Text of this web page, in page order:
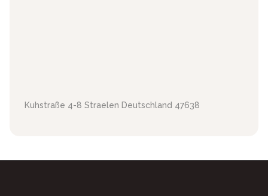
Kuhstraße 4-8 Straelen Deutschland 47638